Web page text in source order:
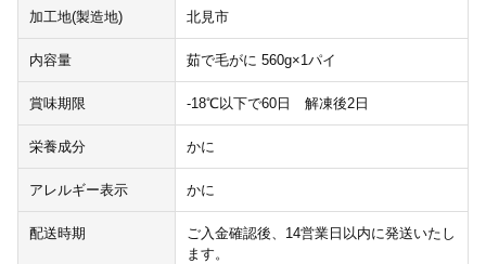
加工地(製造地) 北見市
内容量 茹で毛がに 560g×1パイ
賞味期限 -18℃以下で60日 解凍後2日
栄養成分 かに
アレルギー表示 かに
配送時期
ご入金確認後、14営業日以内に発送いたし
ます。